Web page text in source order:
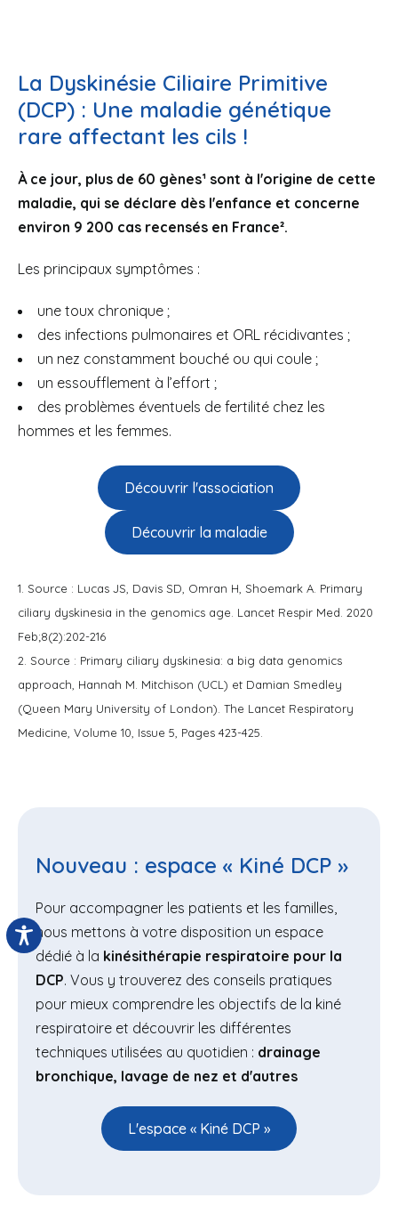
La Dyskinésie Ciliaire Primitive
(DCP) : Une maladie génétique
rare affectant les cils !
À ce jour, plus de 60 gènes¹ sont à l'origine de cette
maladie, qui se déclare dès l'enfance et concerne
environ 9 200 cas recensés en France².
Les principaux symptômes :
une toux chronique ;
des infections pulmonaires et ORL récidivantes ;
un nez constamment bouché ou qui coule ;
un essoufflement à l’effort ;
des problèmes éventuels de fertilité chez les
hommes et les femmes.
Découvrir l'association
Découvrir la maladie
1. Source : Lucas JS, Davis SD, Omran H, Shoemark A. Primary
ciliary dyskinesia in the genomics age. Lancet Respir Med. 2020
Feb;8(2):202-216
2. Source : Primary ciliary dyskinesia: a big data genomics
approach, Hannah M. Mitchison (UCL) et Damian Smedley
(Queen Mary University of London). The Lancet Respiratory
Medicine, Volume 10, Issue 5, Pages 423-425.
Nouveau : espace « Kiné DCP »
Pour accompagner les patients et les familles,
nous mettons à votre disposition un espace
dédié à la kinésithérapie respiratoire pour la
DCP. Vous y trouverez des conseils pratiques
pour mieux comprendre les objectifs de la kiné
respiratoire et découvrir les différentes
techniques utilisées au quotidien : drainage
bronchique, lavage de nez et d'autres
L'espace « Kiné DCP »